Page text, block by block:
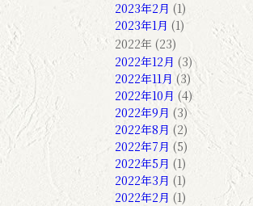
2023年2月 (1)
2023年1月 (1)
2022年 (23)
2022年12月 (3)
2022年11月 (3)
2022年10月 (4)
2022年9月 (3)
2022年8月 (2)
2022年7月 (5)
2022年5月 (1)
2022年3月 (1)
2022年2月 (1)